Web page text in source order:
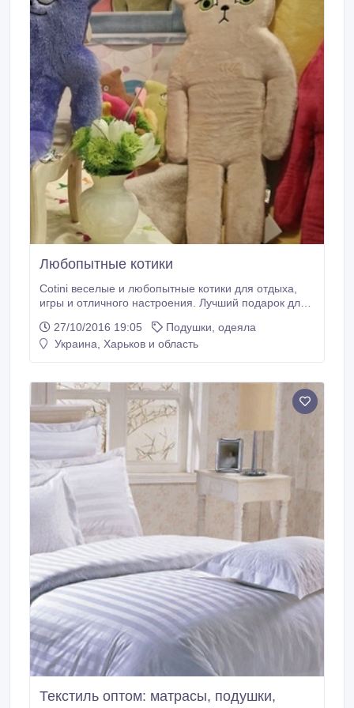
Любопытные котики
Cotini веселые и любопытные котики для отдыха,
игры и отличного настроения. Лучший подарок для
27/10/2016 19:05
Подушки, одеяла
Украина, Харьков и область
Текстиль оптом: матрасы, подушки,